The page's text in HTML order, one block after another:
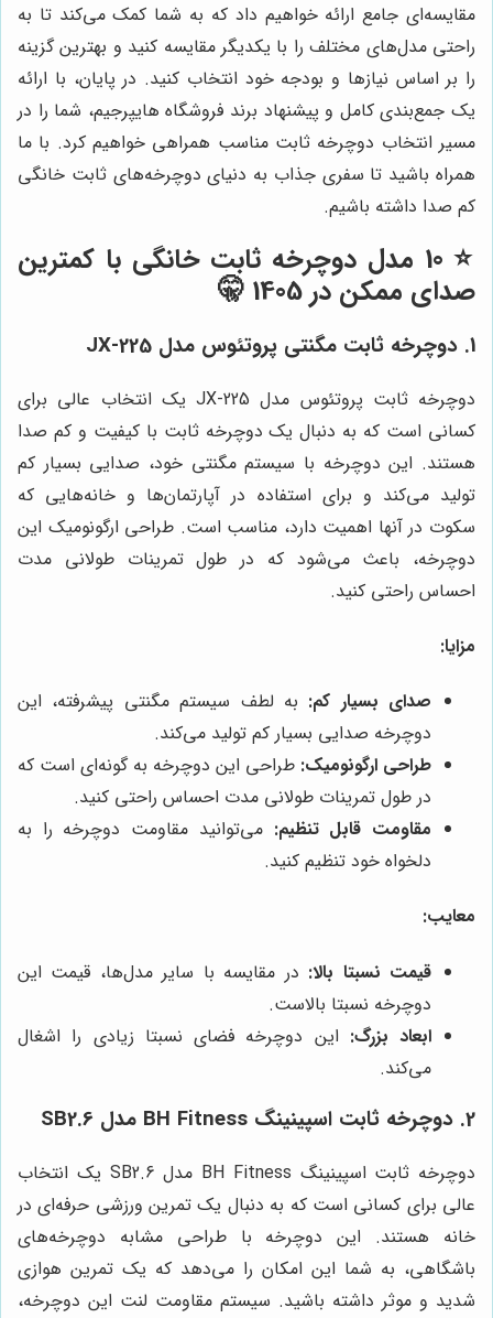
مقایسه‌ای جامع ارائه خواهیم داد که به شما کمک می‌کند تا به
راحتی مدل‌های مختلف را با یکدیگر مقایسه کنید و بهترین گزینه
را بر اساس نیازها و بودجه خود انتخاب کنید. در پایان، با ارائه
یک جمع‌بندی کامل و پیشنهاد برند فروشگاه هایپرجیم، شما را در
مسیر انتخاب دوچرخه ثابت مناسب همراهی خواهیم کرد. با ما
همراه باشید تا سفری جذاب به دنیای دوچرخه‌های ثابت خانگی
کم صدا داشته باشیم.
⭐️ 10 مدل دوچرخه ثابت خانگی با کمترین
صدای ممکن در 1405 🤫
1. دوچرخه ثابت مگنتی پروتئوس مدل JX-225
دوچرخه ثابت پروتئوس مدل JX-225 یک انتخاب عالی برای
کسانی است که به دنبال یک دوچرخه ثابت با کیفیت و کم صدا
هستند. این دوچرخه با سیستم مگنتی خود، صدایی بسیار کم
تولید می‌کند و برای استفاده در آپارتمان‌ها و خانه‌هایی که
سکوت در آنها اهمیت دارد، مناسب است. طراحی ارگونومیک این
دوچرخه، باعث می‌شود که در طول تمرینات طولانی مدت
احساس راحتی کنید.
مزایا:
صدای بسیار کم: به لطف سیستم مگنتی پیشرفته، این
دوچرخه صدایی بسیار کم تولید می‌کند.
طراحی ارگونومیک: طراحی این دوچرخه به گونه‌ای است که
در طول تمرینات طولانی مدت احساس راحتی کنید.
مقاومت قابل تنظیم: می‌توانید مقاومت دوچرخه را به
دلخواه خود تنظیم کنید.
معایب:
قیمت نسبتا بالا: در مقایسه با سایر مدل‌ها، قیمت این
دوچرخه نسبتا بالاست.
ابعاد بزرگ: این دوچرخه فضای نسبتا زیادی را اشغال
می‌کند.
2. دوچرخه ثابت اسپینینگ BH Fitness مدل SB2.6
دوچرخه ثابت اسپینینگ BH Fitness مدل SB2.6 یک انتخاب
عالی برای کسانی است که به دنبال یک تمرین ورزشی حرفه‌ای در
خانه هستند. این دوچرخه با طراحی مشابه دوچرخه‌های
باشگاهی، به شما این امکان را می‌دهد که یک تمرین هوازی
شدید و موثر داشته باشید. سیستم مقاومت لنت این دوچرخه،